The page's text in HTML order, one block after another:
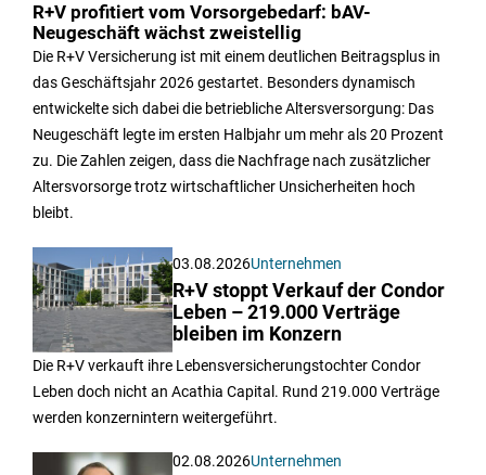
R+V profitiert vom Vorsorgebedarf: bAV-
Neugeschäft wächst zweistellig
Die R+V Versicherung ist mit einem deutlichen Beitragsplus in
das Geschäftsjahr 2026 gestartet. Besonders dynamisch
entwickelte sich dabei die betriebliche Altersversorgung: Das
Neugeschäft legte im ersten Halbjahr um mehr als 20 Prozent
zu. Die Zahlen zeigen, dass die Nachfrage nach zusätzlicher
Altersvorsorge trotz wirtschaftlicher Unsicherheiten hoch
bleibt.
03.08.2026Unternehmen
R+V stoppt Verkauf der Condor
Leben – 219.000 Verträge
bleiben im Konzern
Die R+V verkauft ihre Lebensversicherungstochter Condor
Leben doch nicht an Acathia Capital. Rund 219.000 Verträge
werden konzernintern weitergeführt.
02.08.2026Unternehmen